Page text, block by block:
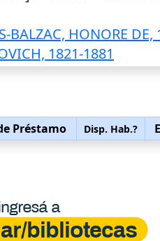
BALZAC, HONORE DE,
1821-1881
Préstamo Disp. Hab.?